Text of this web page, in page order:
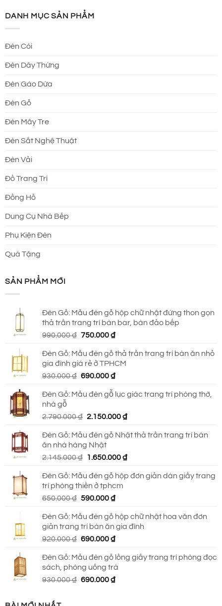
DANH MỤC SẢN PHẨM
Đèn Cói
Đèn Dây Thừng
Đèn Gáo Dừa
Đèn Gỗ
Đèn Mây Tre
Đèn Sắt Nghệ Thuật
Đèn Vải
Đồ Trang Trí
Đồng Hồ
Dung Cụ Nhà Bếp
Phụ Kiện Đèn
Quà Tặng
SẢN PHẨM MỚI
Đèn Gỗ: Mẫu đèn gỗ hộp chữ nhật đứng thon gọn
thả trần trang trí bàn bar, bàn đảo bếp
990.000₫ Giá
là:
990.000 ₫.
750.000₫Giá
tại
là:
750.000 ₫.
Đèn Gỗ: Mẫu đèn gỗ thả trần trang trí bàn ăn nhỏ
gia đình giá rẻ ở TPHCM
930.000₫ Giá
là:
690.000₫Giá
tại
690.000 ₫.
Đèn Gỗ: Mẫu đèn gỗ lục giác trang trí phòng thờ,
nhà gỗ
2.790.000₫ Giá
là:
2.790.000 ₫.
2.150.000₫Giá
tại
2.150.000 ₫.
Đèn Gỗ: Mẫu đèn gỗ Nhật thả trần trang trí bàn
ăn nhà hàng Nhật
2.145.000₫
Giá
là:
2.145.000 ₫.
1.650.000₫Giá
tại
Đèn Gỗ: Mẫu đèn gỗ hộp đơn giản dán giấy trang
trí phòng thiền ở tphcm
650.000₫ Giá
là:
650.000 ₫.
590.000₫Giá
tại
là:
590.000 ₫.
Đèn Gỗ: Mẫu đèn gỗ hộp chữ nhật hoa văn đơn
giản trang trí bàn ăn gia đình
920.000₫ Giá
là:
920.000 ₫.
690.000₫Giá
tại
là:
690.000 ₫.
Đèn Gỗ: Mẫu đèn gỗ lồng giấy trang trí phòng đọc
sách, phòng uống trà
930.000₫ Giá
690.000₫Giá